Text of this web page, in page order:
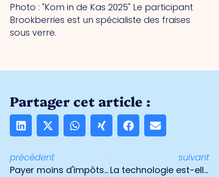
Photo : "Kom in de Kas 2025" Le participant
Brookberries est un spécialiste des fraises
sous verre.
Partager cet article :
précédent
Payer moins d'impôts sur la succession d'une entreprise ?
suivant
La technologie est-elle une malédiction ou une bénédiction ?